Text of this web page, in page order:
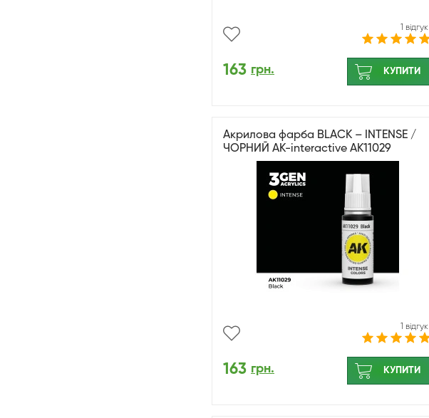
1 відгук
163 грн. КУПИТИ
Акрилова фарба BLACK – INTENSE /
ЧОРНИЙ AK-interactive AK11029
1 відгук
163 грн. КУПИТИ